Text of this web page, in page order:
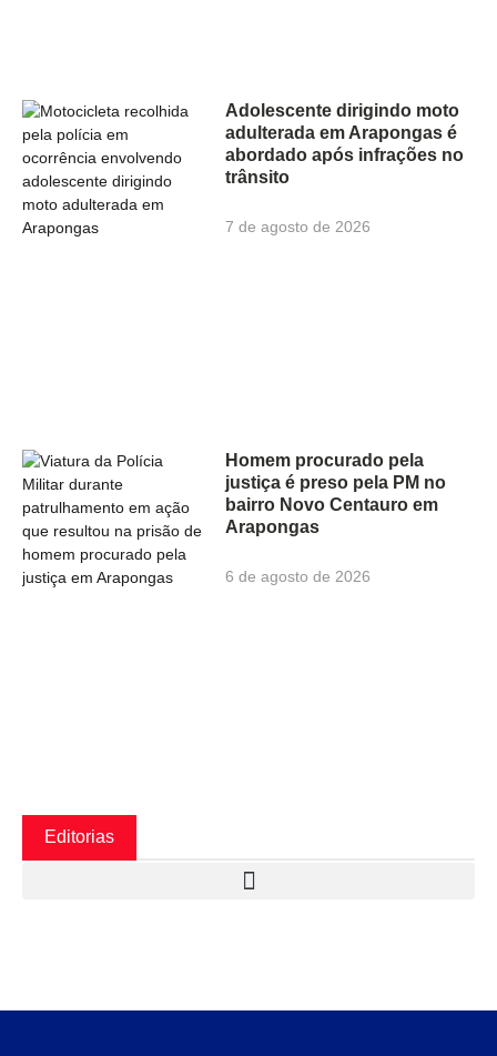
Adolescente dirigindo moto
adulterada em Arapongas é
abordado após infrações no
trânsito
7 de agosto de 2026
Homem procurado pela
justiça é preso pela PM no
bairro Novo Centauro em
Arapongas
6 de agosto de 2026
Editorias